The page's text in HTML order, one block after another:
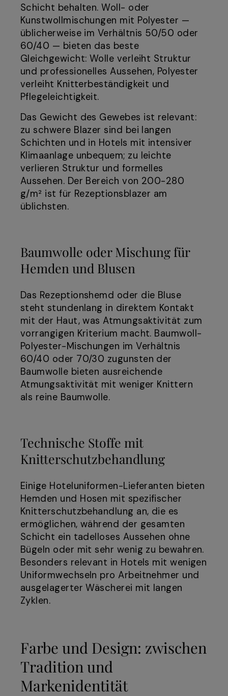
Schicht behalten. Woll- oder
Kunstwollmischungen mit Polyester —
üblicherweise im Verhältnis 50/50 oder
60/40 — bieten das beste
Gleichgewicht: Wolle verleiht Struktur
und professionelles Aussehen, Polyester
verleiht Knitterbeständigkeit und
Pflegeleichtigkeit.
Das Gewicht des Gewebes ist relevant:
zu schwere Blazer sind bei langen
Schichten und in Hotels mit intensiver
Klimaanlage unbequem; zu leichte
verlieren Struktur und formelles
Aussehen. Der Bereich von 200-280
g/m² ist für Rezeptionsblazer am
üblichsten.
Baumwolle oder Mischung für
Hemden und Blusen
Das Rezeptionshemd oder die Bluse
steht stundenlang in direktem Kontakt
mit der Haut, was Atmungsaktivität zum
vorrangigen Kriterium macht. Baumwoll-
Polyester-Mischungen im Verhältnis
60/40 oder 70/30 zugunsten der
Baumwolle bieten ausreichende
Atmungsaktivität mit weniger Knittern
als reine Baumwolle.
Technische Stoffe mit
Knitterschutzbehandlung
Einige Hoteluniformen-Lieferanten bieten
Hemden und Hosen mit spezifischer
Knitterschutzbehandlung an, die es
ermöglichen, während der gesamten
Schicht ein tadelloses Aussehen ohne
Bügeln oder mit sehr wenig zu bewahren.
Besonders relevant in Hotels mit wenigen
Uniformwechseln pro Arbeitnehmer und
ausgelagerter Wäscherei mit langen
Zyklen.
Farbe und Design: zwischen
Tradition und
Markenidentität